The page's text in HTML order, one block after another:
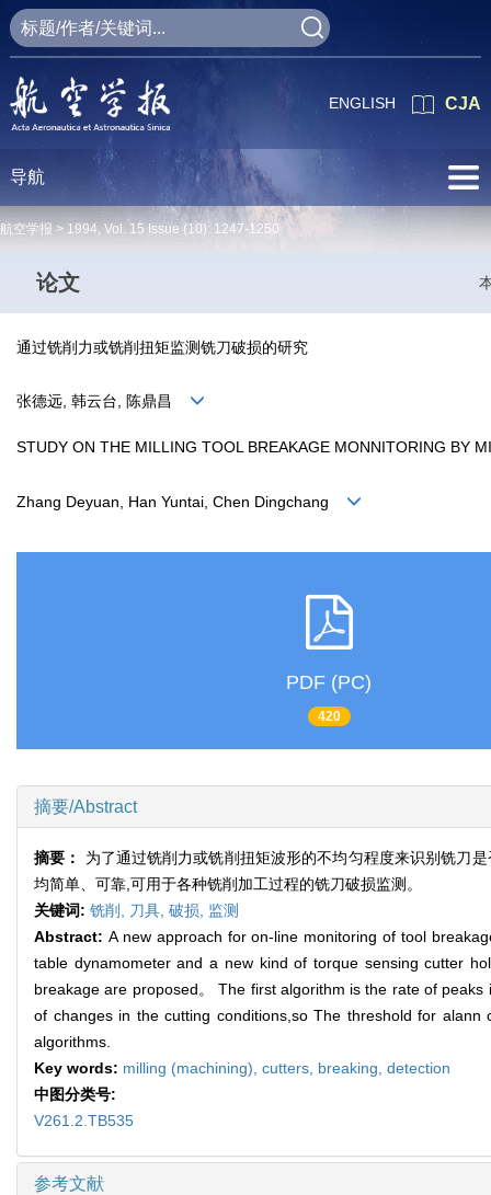
CJA
ENGLISH
导航
航空学报 > 1994, Vol. 15 Issue (10): 1247-1250
论文
通过铣削力或铣削扭矩监测铣刀破损的研究
张德远, 韩云台, 陈鼎昌
STUDY ON THE MILLING TOOL BREAKAGE MONNITORING BY
Zhang Deyuan, Han Yuntai, Chen Dingchang
PDF (PC)
420
摘要/Abstract
摘要： 为了通过铣削力或铣削扭矩波形的不均匀程度来识别铣刀
均简单、可靠,可用于各种铣削加工过程的铣刀破损监测。
关键词: 铣削, 刀具, 破损, 监测
Abstract: A new approach for on-line monitoring of tool
table dynamometer and a new kind of torque sensing cutter
breakage are proposed。 The first algorithm is the rate of
of changes in the cutting conditions,so The threshold for
algorithms.
Key words: milling (machining), cutters, breaking, detection
中图分类号:
V261.2.TB535
参考文献